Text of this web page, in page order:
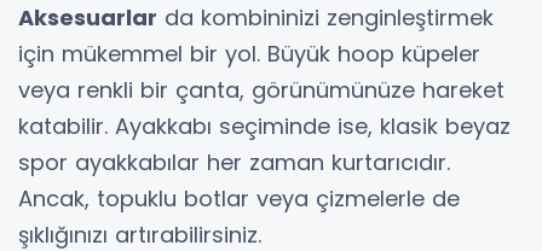
Aksesuarlar da kombininizi zenginleştirmek
için mükemmel bir yol. Büyük hoop küpeler
veya renkli bir çanta, görünümünüze hareket
katabilir. Ayakkabı seçiminde ise, klasik beyaz
spor ayakkabılar her zaman kurtarıcıdır.
Ancak, topuklu botlar veya çizmelerle de
şıklığınızı artırabilirsiniz.